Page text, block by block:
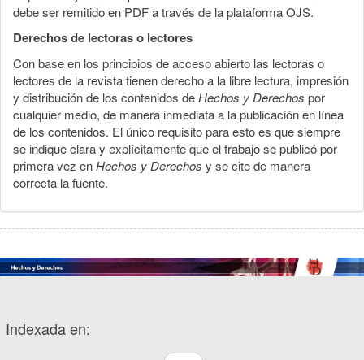
debe ser remitido en PDF a través de la plataforma OJS.
Derechos de lectoras o lectores
Con base en los principios de acceso abierto las lectoras o
lectores de la revista tienen derecho a la libre lectura, impresión
y distribución de los contenidos deHechos y Derechos por
cualquier medio, de manera inmediata a la publicación en línea
de los contenidos. El único requisito para esto es que siempre
se indique clara y explícitamente que el trabajo se publicó por
primera vez enHechos y Derechos y se cite de manera
correcta la fuente.
Indexada en: